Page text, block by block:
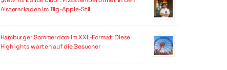
Alsterarkaden im Big-Apple-Stil
Hamburger Sommerdom im XXL-Format: Diese
Highlights warten auf die Besucher